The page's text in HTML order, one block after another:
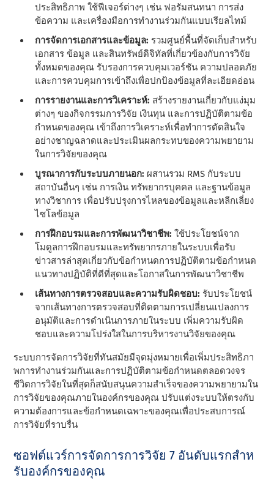
ประสิทธิภาพ ใช้ฟีเจอร์ต่างๆ เช่น ฟอรัมสนทนา การส่ง
ข้อความ และเครื่องมือการทํางานร่วมกันแบบเรียลไทม์
การจัดการเอกสารและข้อมูล: รวมศูนย์พื้นที่จัดเก็บสําหรับ
เอกสาร ข้อมูล และสินทรัพย์ดิจิทัลที่เกี่ยวข้องกับการวิจัย
ทั้งหมดของคุณ รับรองการควบคุมเวอร์ชัน ความปลอดภัย
และการควบคุมการเข้าถึงเพื่อปกป้องข้อมูลที่ละเอียดอ่อน
การรายงานและการวิเคราะห์: สร้างรายงานเกี่ยวกับแง่มุม
ต่างๆ ของกิจกรรมการวิจัย เงินทุน และการปฏิบัติตามข้อ
กําหนดของคุณ เข้าถึงการวิเคราะห์เพื่อทําการตัดสินใจ
อย่างชาญฉลาดและประเมินผลกระทบของความพยายาม
ในการวิจัยของคุณ
บูรณาการกับระบบภายนอก: ผสานรวม RMS กับระบบ
สถาบันอื่นๆ เช่น การเงิน ทรัพยากรบุคคล และฐานข้อมูล
ทางวิชาการ เพื่อปรับปรุงการไหลของข้อมูลและหลีกเลี่ยง
ไซโลข้อมูล
การฝึกอบรมและการพัฒนาวิชาชีพ:ใช้ประโยชน์จาก
โมดูลการฝึกอบรมและทรัพยากรภายในระบบเพื่อรับ
ข่าวสารล่าสุดเกี่ยวกับข้อกําหนดการปฏิบัติตามข้อกําหนด
แนวทางปฏิบัติที่ดีที่สุดและโอกาสในการพัฒนาวิชาชีพ
เส้นทางการตรวจสอบและความรับผิดชอบ: รับประโยชน์
จากเส้นทางการตรวจสอบที่ติดตามการเปลี่ยนแปลงการ
อนุมัติและการดําเนินการภายในระบบ เพิ่มความรับผิด
ชอบและความโปร่งใสในการบริหารงานวิจัยของคุณ
ระบบการจัดการวิจัยที่ทันสมัยมีจุดมุ่งหมายเพื่อเพิ่มประสิทธิภา
พการทํางานร่วมกันและการปฏิบัติตามข้อกําหนดตลอดวงจร
ชีวิตการวิจัยในที่สุดก็สนับสนุนความสําเร็จของความพยายามใน
การวิจัยของคุณภายในองค์กรของคุณ ปรับแต่งระบบให้ตรงกับ
ความต้องการและข้อกําหนดเฉพาะของคุณเพื่อประสบการณ์
การวิจัยที่ราบรื่น
ซอฟต์แวร์การจัดการการวิจัย 7 อันดับแรกสําห
รับองค์กรของคุณ